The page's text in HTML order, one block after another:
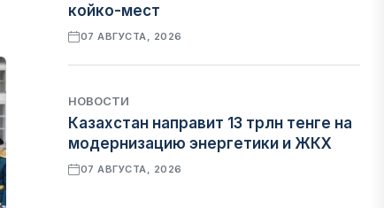
койко-мест
07 АВГУСТА, 2026
НОВОСТИ
Казахстан направит 13 трлн тенге на
модернизацию энергетики и ЖКХ
07 АВГУСТА, 2026